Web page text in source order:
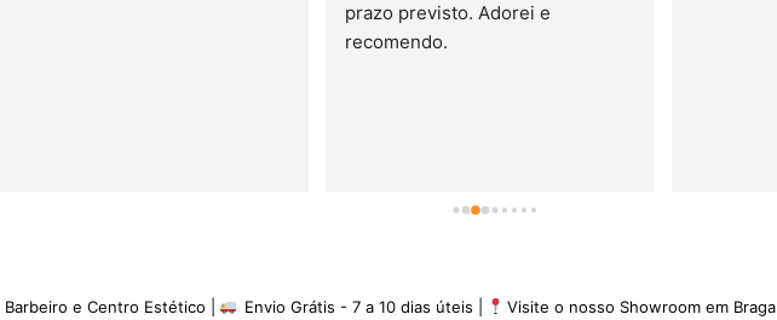
prazo previsto. Adorei e
recomendo.
e Centro Estético | Envio Grátis - 7 a 10 dias úteis | Visite o nosso Showroom em Braga